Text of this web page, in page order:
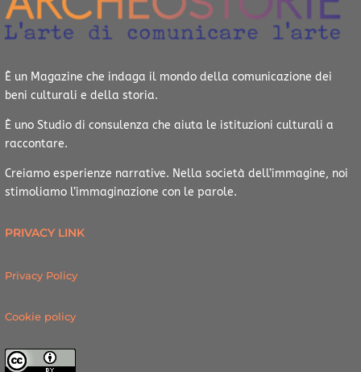
È un Magazine che indaga il mondo della comunicazione dei
beni culturali e della storia.
È uno Studio di consulenza che aiuta le istituzioni culturali a
raccontare.
Creiamo esperienze narrative. Nella società dell’immagine, noi
stimoliamo l’immaginazione con le parole.
PRIVACY LINK
Privacy Policy
Cookie policy